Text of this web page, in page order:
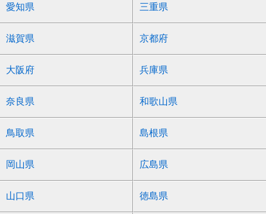
愛知県 三重県
滋賀県 京都府
大阪府 兵庫県
奈良県 和歌山県
鳥取県 島根県
岡山県 広島県
山口県 徳島県